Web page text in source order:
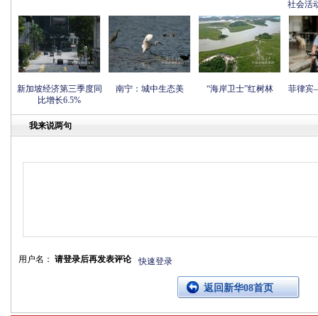
社会活
新加坡经济第三季度同
比增长6.5%
南宁：城中生态美 “海岸卫士”红树林 菲律宾
我来说两句
用户名： 请登录后再发表评论 快速登录
返回新华08首页